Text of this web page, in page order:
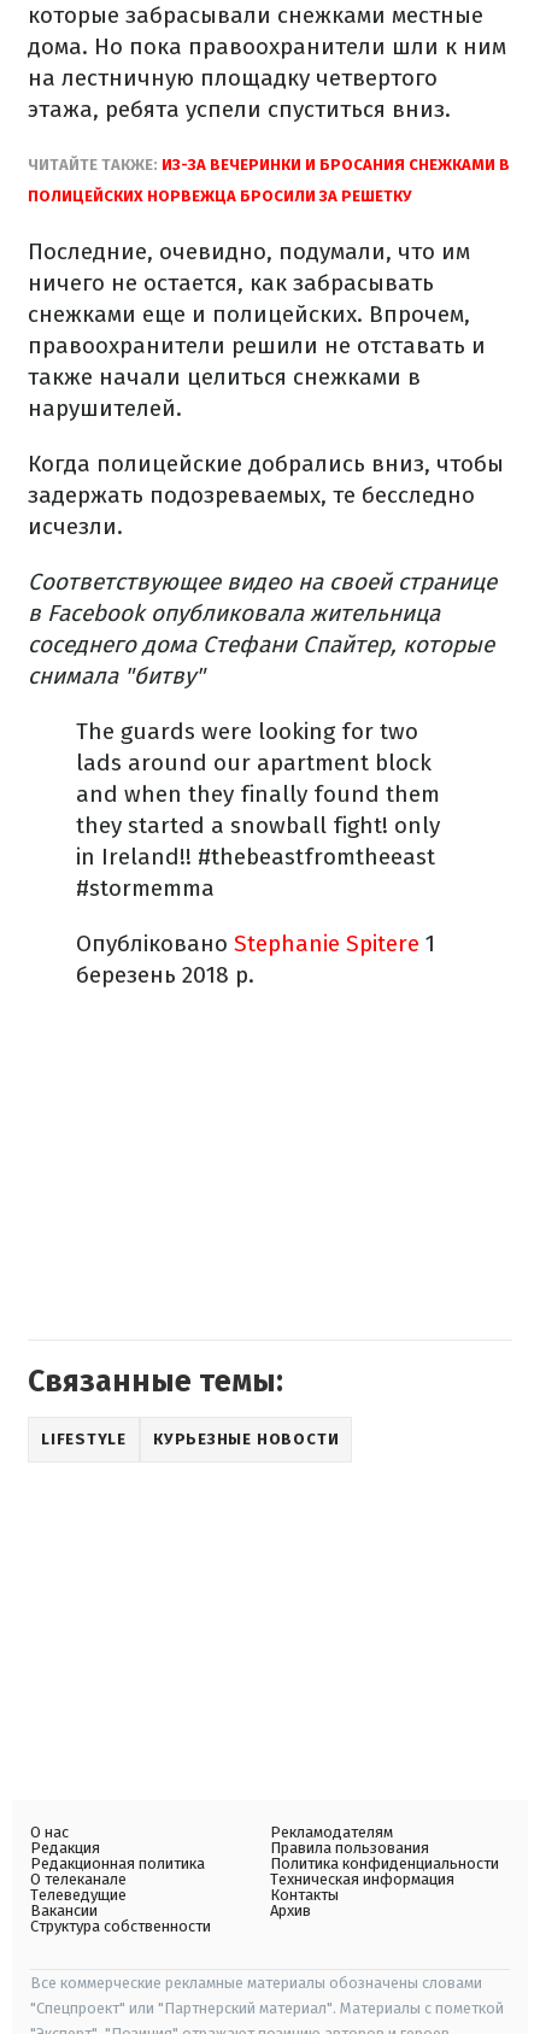
которые забрасывали снежками местные
дома. Но пока правоохранители шли к ним
на лестничную площадку четвертого
этажа, ребята успели спуститься вниз.
ЧИТАЙТЕ ТАКЖЕ: ИЗ-ЗА ВЕЧЕРИНКИ И БРОСАНИЯ СНЕЖКАМИ В
ПОЛИЦЕЙСКИХ НОРВЕЖЦА БРОСИЛИ ЗА РЕШЕТКУ
Последние, очевидно, подумали, что им
ничего не остается, как забрасывать
снежками еще и полицейских. Впрочем,
правоохранители решили не отставать и
также начали целиться снежками в
нарушителей.
Когда полицейские добрались вниз, чтобы
задержать подозреваемых, те бесследно
исчезли.
Соответствующее видео на своей странице
в Facebook опубликовала жительница
соседнего дома Стефани Спайтер, которые
снимала "битву"
The guards were looking for two
lads around our apartment block
and when they finally found them
they started a snowball fight! only
in Ireland!! #thebeastfromtheeast
#stormemma
Опубліковано Stephanie Spitere 1
березень 2018 р.
Связанные темы:
LIFESTYLE КУРЬЕЗНЫЕ НОВОСТИ
О нас
Редакция
Редакционная политика
О телеканале
Телеведущие
Вакансии
Структура собственности
Рекламодателям
Правила пользования
Политика конфиденциальности
Техническая информация
Контакты
Архив
Все коммерческие рекламные материалы обозначены словами
"Спецпроект" или "Партнерский материал". Материалы с пометкой